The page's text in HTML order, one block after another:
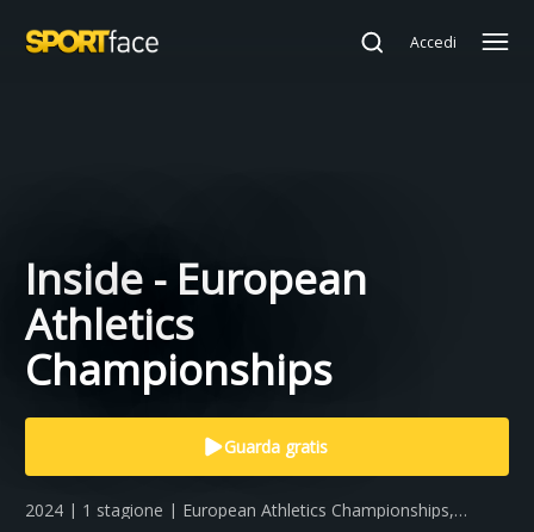
Accedi
Inside - European
Athletics
Championships
Guarda gratis
2024 | 1 stagione | European Athletics Championships,